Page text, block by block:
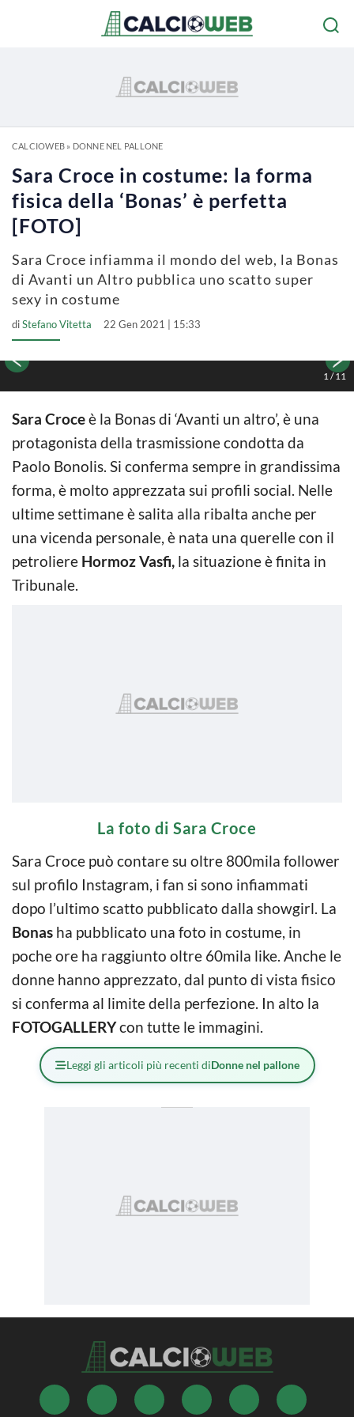
CALCIOWEB» DONNE NEL PALLONE
Sara Croce in costume: la forma
fisica della ‘Bonas’ è perfetta
[FOTO]
Sara Croce infiamma il mondo del web, la Bonas
di Avanti un Altro pubblica uno scatto super
sexy in costume
diStefano Vitetta 22 Gen 2021 | 15:33
1/11
Sara Croceè la Bonas di ‘Avanti un altro’, è una
protagonista della trasmissione condotta da
Paolo Bonolis. Si conferma sempre in grandissima
forma, è molto apprezzata sui profili social. Nelle
ultime settimane è salita alla ribalta anche per
una vicenda personale, è nata una querelle con il
petroliere Hormoz Vasfi, la situazione è finita in
Tribunale.
La foto di Sara Croce
Sara Croce può contare su oltre 800mila follower
sul profilo Instagram, i fan si sono infiammati
dopo l’ultimo scatto pubblicato dalla showgirl. La
Bonas ha pubblicato una foto in costume, in
poche ore ha raggiunto oltre 60mila like. Anche le
donne hanno apprezzato, dal punto di vista fisico
si conferma al limite della perfezione. In alto la
FOTOGALLERYcon tutte le immagini.
Leggi gli articoli più recenti diDonne nel pallone